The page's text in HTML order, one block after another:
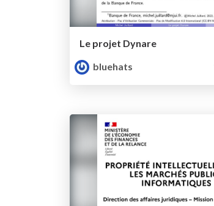
Le projet Dynare
bluehats